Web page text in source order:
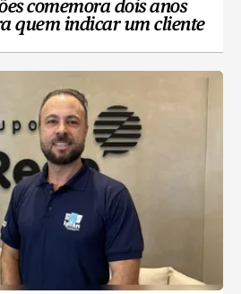
comemora dois anos
quem indicar um cliente